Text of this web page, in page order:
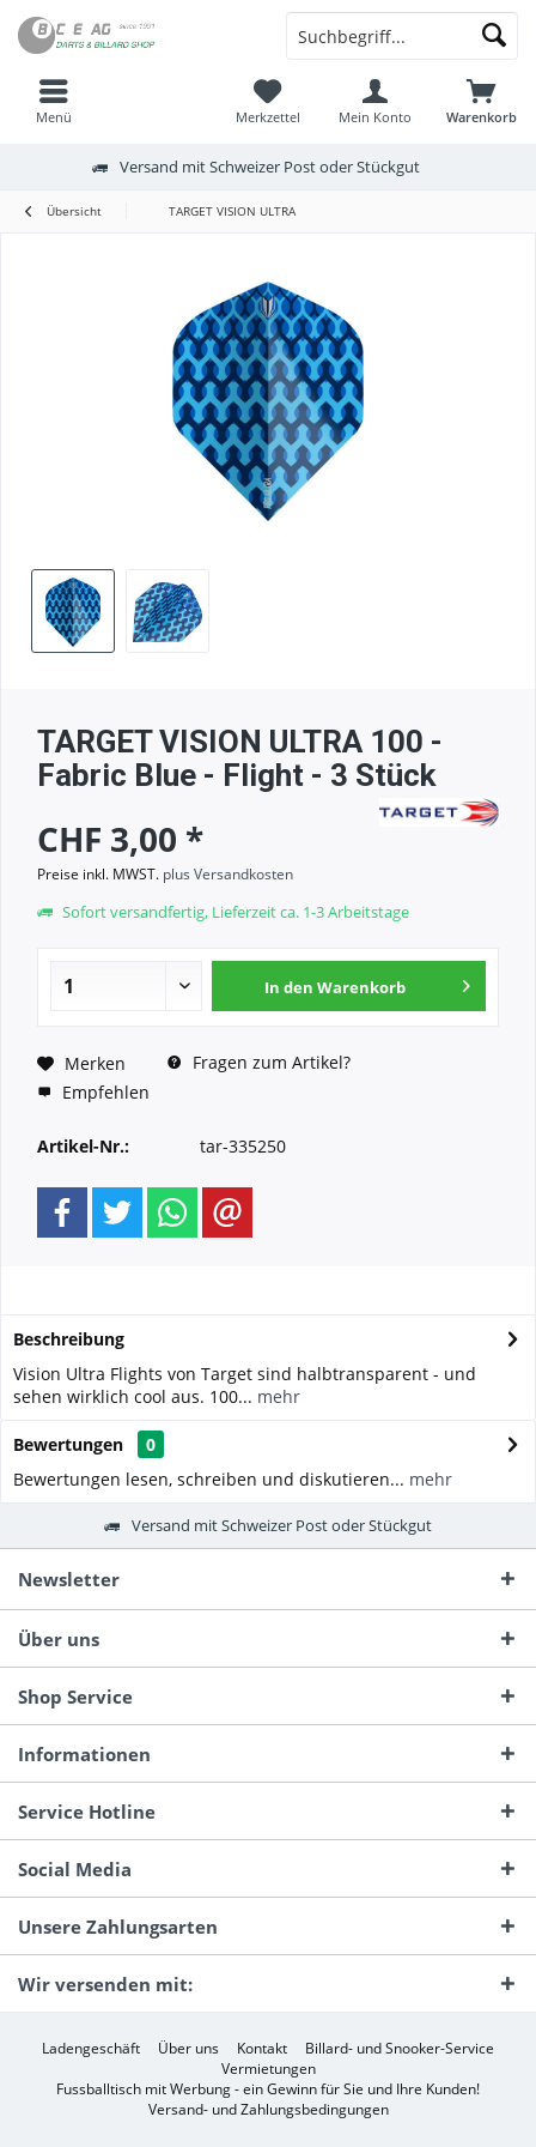
Menü Warenkorb
Merkzettel Mein Konto
Versand mit Schweizer Post oder Stückgut
Übersicht TARGET VISION ULTRA
TARGET VISION ULTRA 100 -
Fabric Blue - Flight - 3 Stück
CHF 3,00 *
Preise inkl. MWST. plus Versandkosten
Sofort versandfertig, Lieferzeit ca. 1-3 Arbeitstage
In den Warenkorb
Merken
Fragen zum Artikel?
Empfehlen
Artikel-Nr.: tar-335250
Beschreibung
Vision Ultra Flights von Target sind halbtransparent - und
sehen wirklich cool aus. 100... mehr
Bewertungen
0
Bewertungen lesen, schreiben und diskutieren... mehr
Versand mit Schweizer Post oder Stückgut
Newsletter
Über uns
Shop Service
Informationen
Service Hotline
Social Media
Unsere Zahlungsarten
Wir versenden mit:
Ladengeschäft Über uns Kontakt
Billard- und Snooker-Service
Vermietungen
Fussballtisch mit Werbung - ein Gewinn für Sie und Ihre Kunden!
Versand- und Zahlungsbedingungen